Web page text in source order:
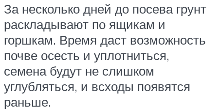
За несколько дней до посева грунт
раскладывают по ящикам и
горшкам. Время даст возможность
почве осесть и уплотниться,
семена будут не слишком
углубляться, и всходы появятся
раньше.